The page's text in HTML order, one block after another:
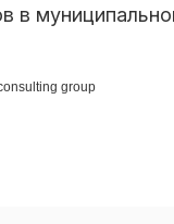
в
group